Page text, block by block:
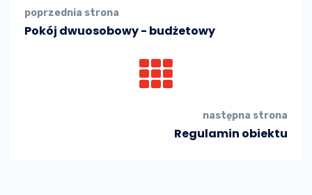
poprzednia strona
Pokój dwuosobowy - budżetowy
następna strona
Regulamin obiektu